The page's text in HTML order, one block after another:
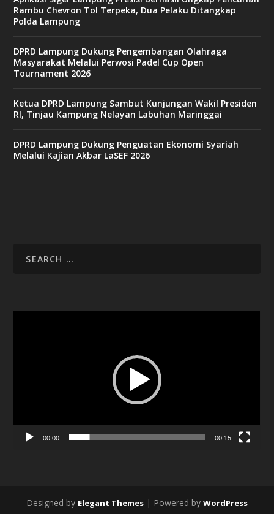
Rambu Chevron Tol Terpeka, Dua Pelaku Ditangkap
Polda Lampung
DPRD Lampung Dukung Pengembangan Olahraga
Masyarakat Melalui Perwosi Padel Cup Open
Tournament 2026
Ketua DPRD Lampung Sambut Kunjungan Wakil Presiden
RI, Tinjau Kampung Nelayan Labuhan Maringgai
DPRD Lampung Dukung Penguatan Ekonomi Syariah
Melalui Kajian Akbar LaSEF 2026
00:00 00:15
Designed by Elegant Themes | Powered by WordPress